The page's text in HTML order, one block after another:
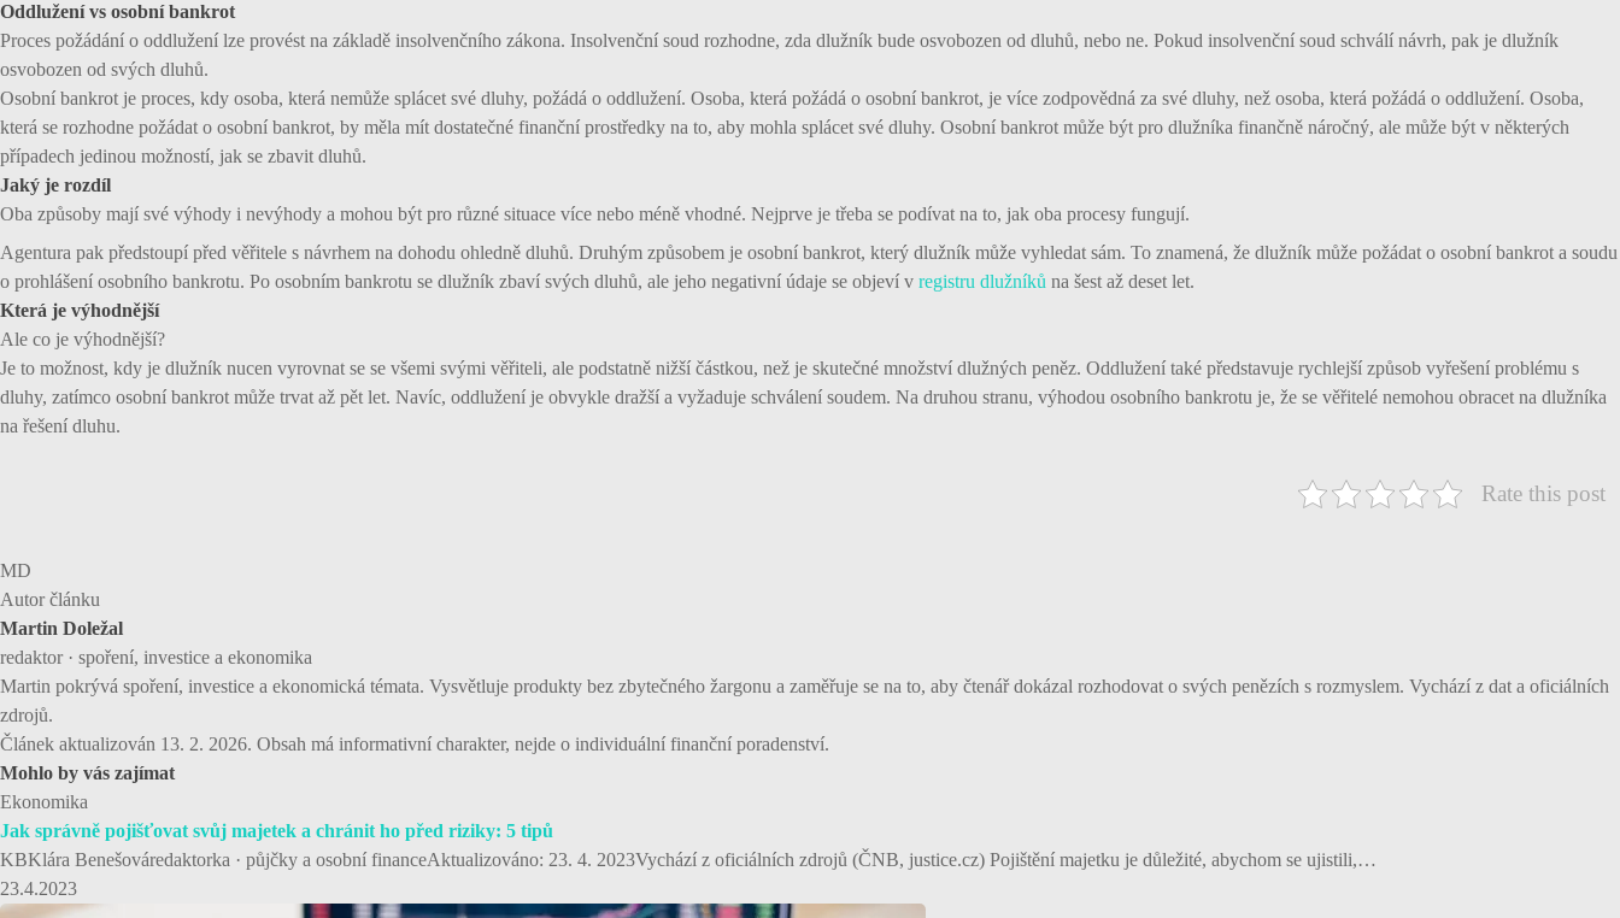
Oddlužení vs osobní bankrot
Proces požádání o oddlužení lze provést na základě insolvenčního zákona. Insolvenční soud rozhodne, zda dlužník bude osvobozen od dluhů, nebo ne. Pokud insolvenční soud schválí návrh, pak je dlužník
osvobozen od svých dluhů.
Osobní bankrot je proces, kdy osoba, která nemůže splácet své dluhy, požádá o oddlužení. Osoba, která požádá o osobní bankrot, je více zodpovědná za své dluhy, než osoba, která požádá o oddlužení. Osoba,
která se rozhodne požádat o osobní bankrot, by měla mít dostatečné finanční prostředky na to, aby mohla splácet své dluhy. Osobní bankrot může být pro dlužníka finančně náročný, ale může být v některých
případech jedinou možností, jak se zbavit dluhů.
Jaký je rozdíl
Oba způsoby mají své výhody i nevýhody a mohou být pro různé situace více nebo méně vhodné. Nejprve je třeba se podívat na to, jak oba procesy fungují.
Agentura pak předstoupí před věřitele s návrhem na dohodu ohledně dluhů. Druhým způsobem je osobní bankrot, který dlužník může vyhledat sám. To znamená, že dlužník může požádat o osobní bankrot a soudu
o prohlášení osobního bankrotu. Po osobním bankrotu se dlužník zbaví svých dluhů, ale jeho negativní údaje se objeví v registru dlužníků na šest až deset let.
Která je výhodnější
Ale co je výhodnější?
Je to možnost, kdy je dlužník nucen vyrovnat se se všemi svými věřiteli, ale podstatně nižší částkou, než je skutečné množství dlužných peněz. Oddlužení také představuje rychlejší způsob vyřešení problému s
dluhy, zatímco osobní bankrot může trvat až pět let. Navíc, oddlužení je obvykle dražší a vyžaduje schválení soudem. Na druhou stranu, výhodou osobního bankrotu je, že se věřitelé nemohou obracet na dlužníka
na řešení dluhu.
Rate this post
MD
Autor článku
Martin Doležal
redaktor · spoření, investice a ekonomika
Martin pokrývá spoření, investice a ekonomická témata. Vysvětluje produkty bez zbytečného žargonu a zaměřuje se na to, aby čtenář dokázal rozhodovat o svých penězích s rozmyslem. Vychází z dat a oficiálních
zdrojů.
Článek aktualizován 13. 2. 2026. Obsah má informativní charakter, nejde o individuální finanční poradenství.
Mohlo by vás zajímat
Ekonomika
Jak správně pojišťovat svůj majetek a chránit ho před riziky: 5 tipů
KBKlára Benešováredaktorka · půjčky a osobní financeAktualizováno: 23. 4. 2023Vychází z oficiálních zdrojů (ČNB, justice.cz) Pojištění majetku je důležité, abychom se ujistili,…
23.4.2023